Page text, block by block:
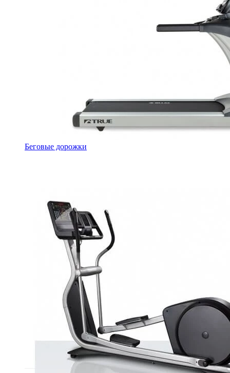
Беговые дорожки